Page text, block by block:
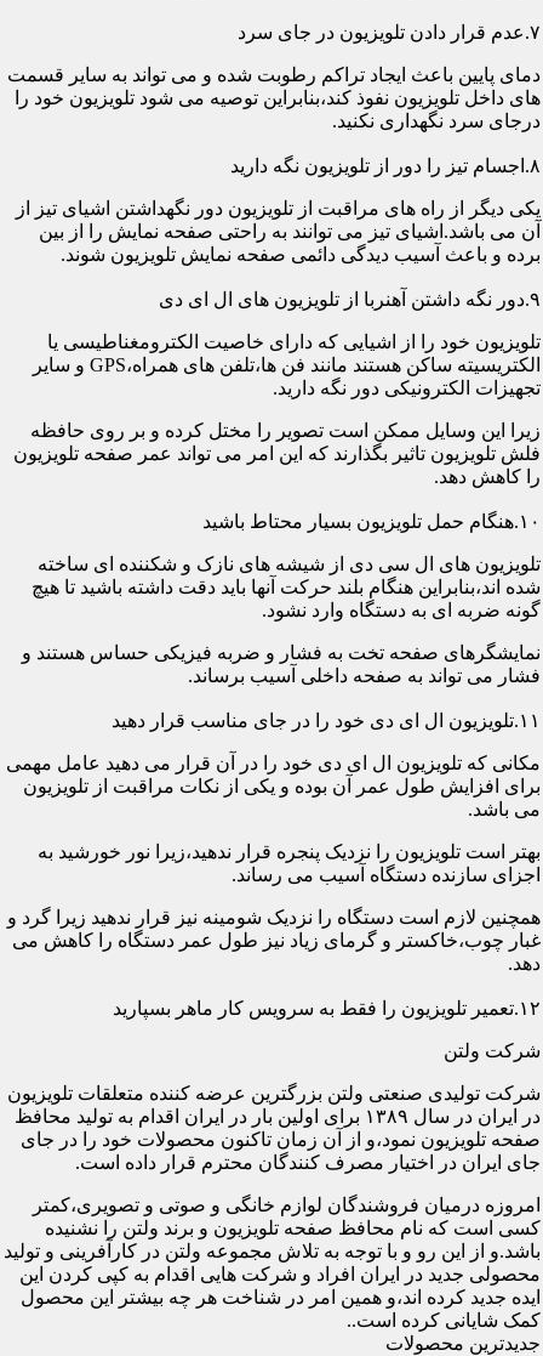
۷.عدم قرار دادن تلویزیون در جای سرد
دمای پایین باعث ایجاد تراکم رطوبت شده و می تواند به سایر قسمت
های داخل تلویزیون نفوذ کند،بنابراین توصیه می شود تلویزیون خود را
درجای سرد نگهداری نکنید.
۸.اجسام تیز را دور از تلویزیون نگه دارید
یکی دیگر از راه های مراقبت از تلویزیون دور نگهداشتن اشیای تیز از
آن می باشد.اشیای تیز می توانند به راحتی صفحه نمایش را از بین
برده و باعث آسیب دیدگی دائمی صفحه نمایش تلویزیون شوند.
۹.دور نگه داشتن آهنربا از تلویزیون های ال ای دی
تلویزیون خود را از اشیایی که دارای خاصیت الکترومغناطیسی یا
الکتریسیته ساکن هستند مانند فن ها،تلفن های همراه،GPS و سایر
تجهیزات الکترونیکی دور نگه دارید.
زیرا این وسایل ممکن است تصویر را مختل کرده و بر روی حافظه
فلش تلویزیون تاثیر بگذارند که این امر می تواند عمر صفحه تلویزیون
را کاهش دهد.
۱۰.هنگام حمل تلویزیون بسیار محتاط باشید
تلویزیون های ال سی دی از شیشه های نازک و شکننده ای ساخته
شده اند،بنابراین هنگام بلند حرکت آنها باید دقت داشته باشید تا هیچ
گونه ضربه ای به دستگاه وارد نشود.
نمایشگرهای صفحه تخت به فشار و ضربه فیزیکی حساس هستند و
فشار می تواند به صفحه داخلی آسیب برساند.
۱۱.تلویزیون ال ای دی خود را در جای مناسب قرار دهید
مکانی که تلویزیون ال ای دی خود را در آن قرار می دهید عامل مهمی
برای افزایش طول عمر آن بوده و یکی از نکات مراقبت از تلویزیون
می باشد.
بهتر است تلویزیون را نزدیک پنجره قرار ندهید،زیرا نور خورشید به
اجزای سازنده دستگاه آسیب می رساند.
همچنین لازم است دستگاه را نزدیک شومینه نیز قرار ندهید زیرا گرد و
غبار چوب،خاکستر و گرمای زیاد نیز طول عمر دستگاه را کاهش می
دهد.
۱۲.تعمیر تلویزیون را فقط به سرویس کار ماهر بسپارید
شرکت ولتن
شرکت تولیدی صنعتی ولتن بزرگترین عرضه کننده متعلقات تلویزیون
در ایران در سال ۱۳۸۹ برای اولین بار در ایران اقدام به تولید محافظ
صفحه تلویزیون نمود،و از آن زمان تاکنون محصولات خود را در جای
جای ایران در اختیار مصرف کنندگان محترم قرار داده است.
امروزه درمیان فروشندگان لوازم خانگی و صوتی و تصویری،کمتر
کسی است که نام محافظ صفحه تلویزیون و برند ولتن را نشنیده
باشد.و از این رو و با توجه به تلاش مجموعه ولتن در کارآفرینی و تولید
محصولی جدید در ایران افراد و شرکت هایی اقدام به کپی کردن این
ایده جدید کرده اند،و همین امر در شناخت هر چه بیشتر این محصول
کمک شایانی کرده است..
جدیدترین محصولات